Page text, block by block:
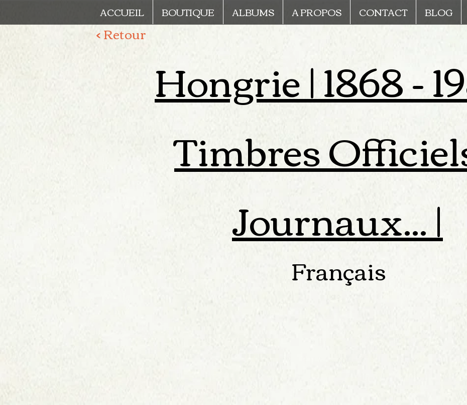
ACCUEIL BOUTIQUE ALBUMS A PROPOS CONTACT BLOG
< Retour
Hongrie | 1868 -
Timbres
Journaux... |
Français